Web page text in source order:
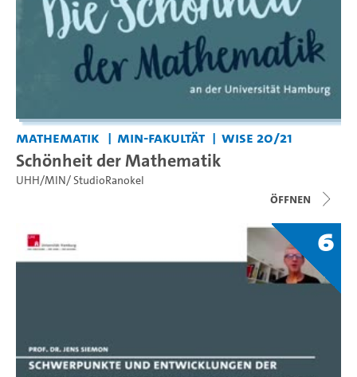
Mathematik MIN-Fakultät WiSe 20/21
Schönheit der Mathematik
UHH/MIN/ StudioRanokel
Öffnen
6